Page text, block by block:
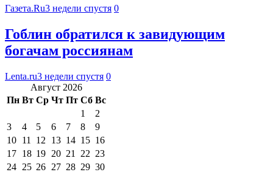
Газета.Ru3 недели спустя 0
Гоблин обратился к завидующим
богачам россиянам
Lenta.ru3 недели спустя 0
Август 2026
Пн Вт Ср Чт Пт Сб Вс
1
2
3
4 5 6 7 8
9
10 11 12 13 14 15 16
17 18 19 20 21 22 23
24 25 26 27 28 29 30